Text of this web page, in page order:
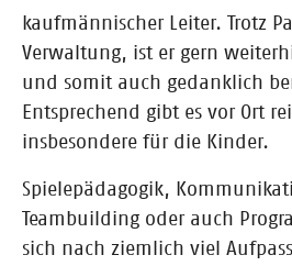
kaufmännischer Leiter. Trotz
Verwaltung, ist er gern
und somit auch gedanklich
Entsprechend gibt es vor Ort
insbesondere für die Kinder.
Spielepädagogik,
Teambuilding oder auch
sich nach ziemlich viel